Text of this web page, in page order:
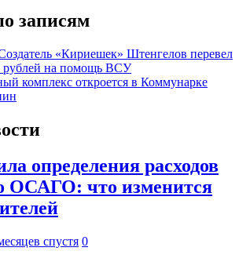
записям
«Кириешек» Штенгелов перевел
рублей на помощь ВСУ
комплекс откроется в Коммунарке
определения расходов
ОСАГО: что изменится
спустя 0